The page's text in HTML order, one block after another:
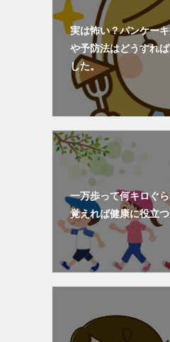
実は怖い？パンケー
や予防法はどうすれ
した。
一万歩って何キロぐ
覚えれば健康に役立つ